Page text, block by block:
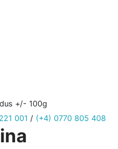
+/- 100g
001 / (+4) 0770 805 408